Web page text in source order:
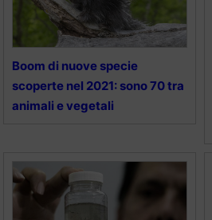
Boom di nuove specie
scoperte nel 2021: sono 70 tra
animali e vegetali